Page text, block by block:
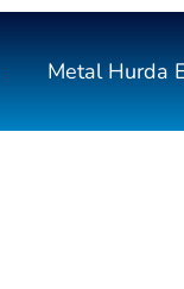
Metal Hurda